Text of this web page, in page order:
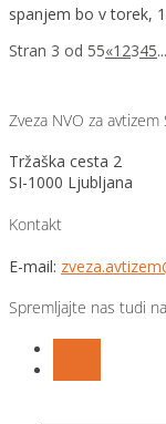
spanjem bo v torek,
Stran 3 od 55«1 2345...
Zveza NVO za avtizem
Tržaška cesta 2
SI-1000 Ljubljana
Kontakt
E-mail:
Spremljajte nas tudi